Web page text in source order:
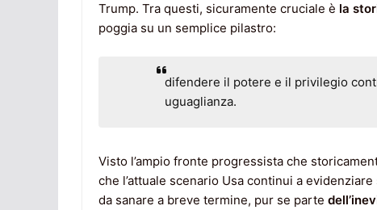
Trump. Tra questi, sicuramente cruciale è la
poggia su un semplice pilastro:
difendere il potere e il privilegio
uguaglianza.
Visto l’ampio fronte progressista che
che l’attuale scenario Usa continui a
da sanare a breve termine, pur se parte